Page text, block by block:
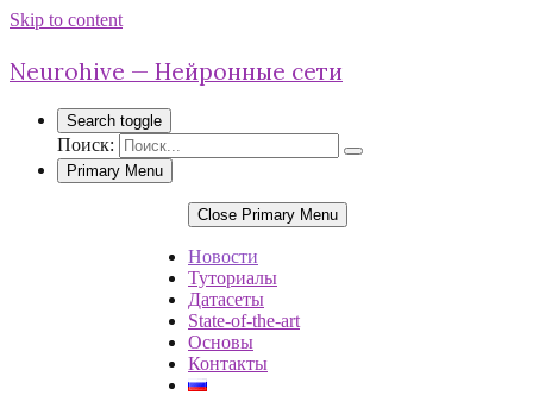
Skip to content
Neurohive — Нейронные сети
Search toggle
Поиск:
Primary Menu
Close Primary Menu
Новости
Туториалы
Датасеты
State-of-the-art
Основы
Контакты